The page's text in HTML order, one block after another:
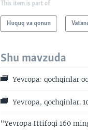
This item is part of
Huquq va qonun
Shu mavzuda
Yevropa: qochqinlar
Yevropa, qochqinlar.
"Yevropa Ittifoqi 160